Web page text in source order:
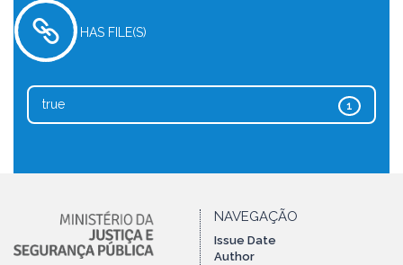
HAS FILE(S)
1
true
NAVEGAÇÃO
Issue Date
Author